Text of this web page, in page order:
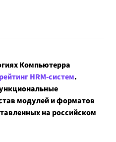
Компьютерра
HRM-систем.
модулей и форматов
на российском